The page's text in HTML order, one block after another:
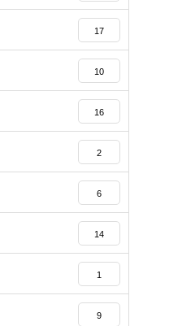
17
10
16
2
6
14
1
9